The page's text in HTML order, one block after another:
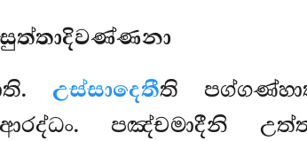
උස්සාදෙතීති
පඤ්චමාදීනි